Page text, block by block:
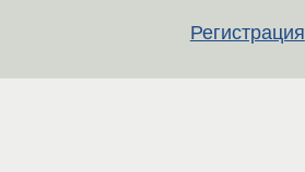
Регистрация